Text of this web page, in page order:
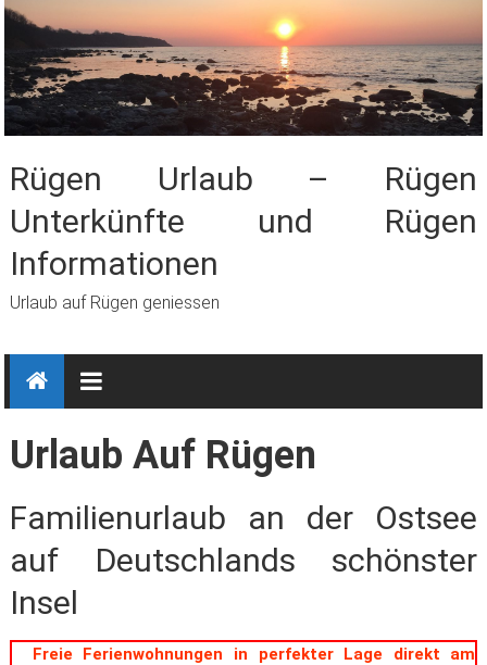
Zum
Inhalt
springen
Rügen Urlaub – Rügen
Unterkünfte und Rügen
Informationen
Urlaub auf Rügen geniessen
Urlaub Auf Rügen
Familienurlaub an der Ostsee
auf Deutschlands schönster
Insel
Freie Ferienwohnungen in perfekter Lage direkt am